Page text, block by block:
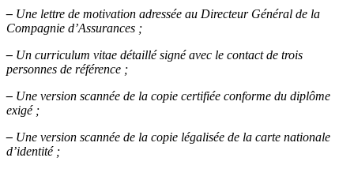
– Une lettre de motivation adressée au Directeur Général de la
Compagnie d’Assurances ;
– Un curriculum vitae détaillé signé avec le contact de trois
personnes de référence ;
– Une version scannée de la copie certifiée conforme du diplôme
exigé ;
– Une version scannée de la copie légalisée de la carte nationale
d’identité ;